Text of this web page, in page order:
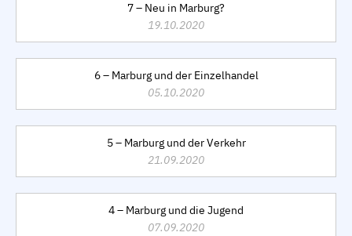
7 – Neu in Marburg?
19.10.2020
6 – Marburg und der Einzelhandel
05.10.2020
5 – Marburg und der Verkehr
21.09.2020
4 – Marburg und die Jugend
07.09.2020